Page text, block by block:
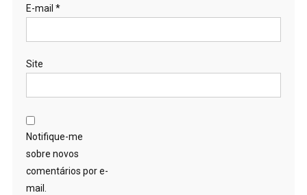
E-mail *
Site
Notifique-me
sobre novos
comentários por e-
mail.